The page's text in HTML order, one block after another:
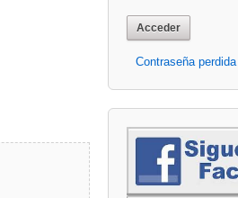
Contraseña perdida